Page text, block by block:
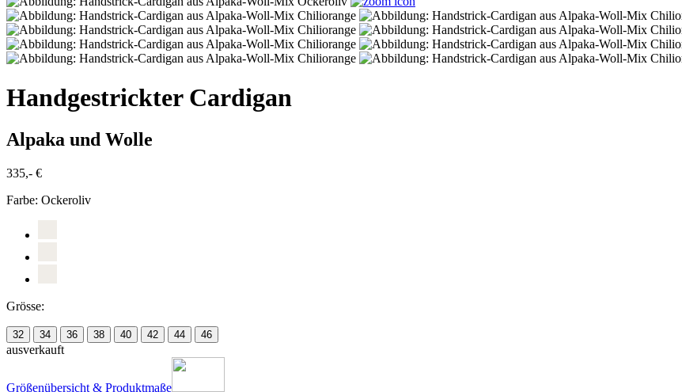
Handgestrickter Cardigan
Alpaka und Wolle
335,- €
Farbe: Ockeroliv
Grösse:
32 34 36 38 40 42 44 46
ausverkauft
Größenübersicht & Produktmaße